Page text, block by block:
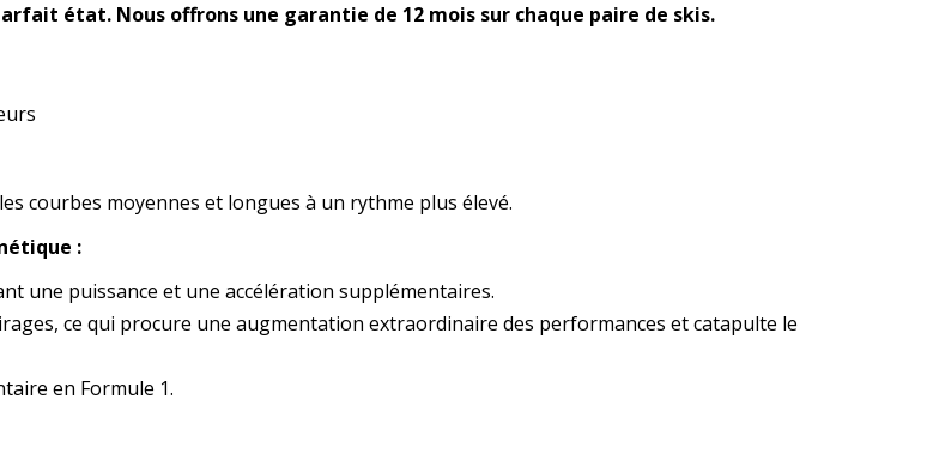
état. Nous offrons une garantie de 12 mois sur chaque paire de skis.
courbes moyennes et longues à un rythme plus élevé.
:
une puissance et une accélération supplémentaires.
ce qui procure une augmentation extraordinaire des performances et catapulte le
en Formule 1.